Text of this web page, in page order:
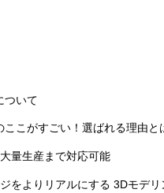
ついて
ここがすごい！選ばれる理由と
量生産まで対応可能
をよりリアルにする 3Dモデリ